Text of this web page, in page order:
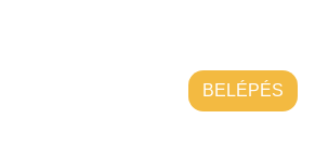
BELÉPÉS